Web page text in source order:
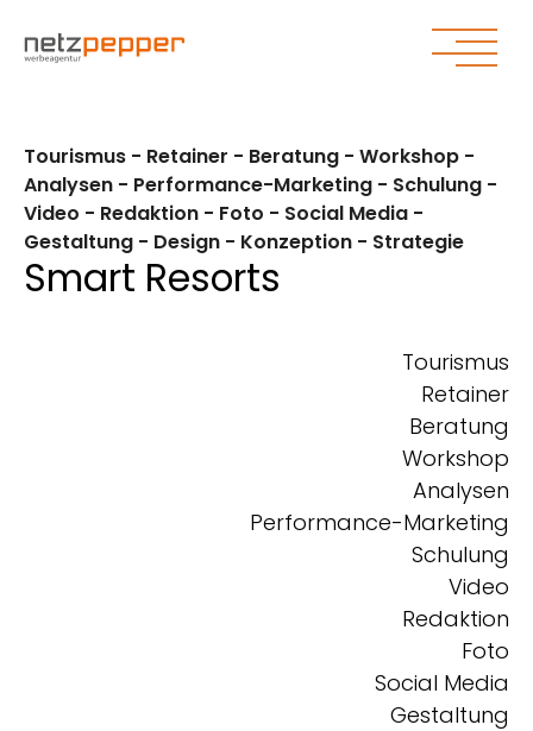
Tourismus - Retainer - Beratung - Workshop -
Analysen - Performance-Marketing - Schulung -
Video - Redaktion - Foto - Social Media -
Gestaltung - Design - Konzeption - Strategie
Smart Resorts
Tourismus
Retainer
Beratung
Workshop
Analysen
Performance-Marketing
Schulung
Video
Redaktion
Foto
Social Media
Gestaltung